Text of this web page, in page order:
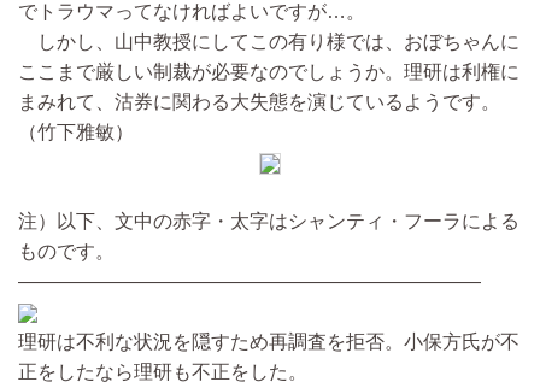
でトラウマってなければよいですが…。
しかし、山中教授にしてこの有り様では、おぼちゃんに
ここまで厳しい制裁が必要なのでしょうか。理研は利権に
まみれて、沽券に関わる大失態を演じているようです。
（竹下雅敏）
注）以下、文中の赤字・太字はシャンティ・フーラによる
ものです。
————————————————————————
理研は不利な状況を隠すため再調査を拒否。小保方氏が不
正をしたなら理研も不正をした。